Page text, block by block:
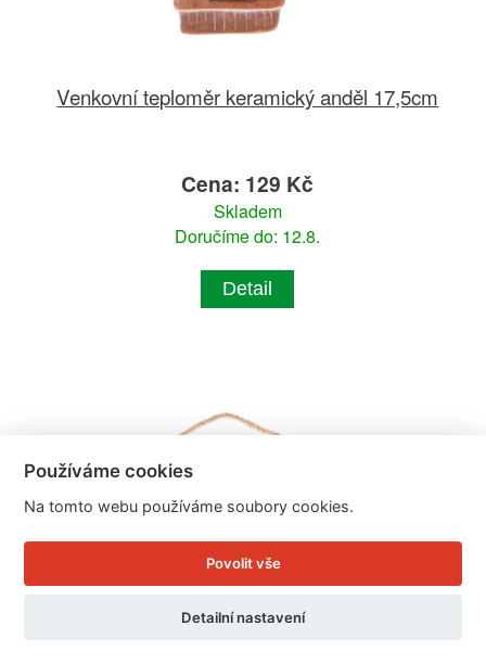
Venkovní teploměr keramický anděl 17,5cm
Cena: 129 Kč
Skladem
Doručíme do: 12.8.
Detail
Používáme cookies
Na tomto webu používáme soubory cookies.
Povolit vše
Detailní nastavení